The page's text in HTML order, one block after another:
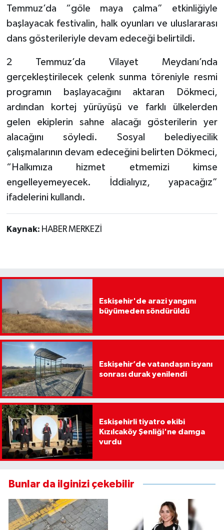
Temmuz’da “göle maya çalma” etkinliğiyle
başlayacak festivalin, halk oyunları ve uluslararası
dans gösterileriyle devam edeceği belirtildi.
2 Temmuz’da Vilayet Meydanı’nda
gerçekleştirilecek çelenk sunma töreniyle resmi
programın başlayacağını aktaran Dökmeci,
ardından kortej yürüyüşü ve farklı ülkelerden
gelen ekiplerin sahne alacağı gösterilerin yer
alacağını söyledi. Sosyal belediyecilik
çalışmalarının devam edeceğini belirten Dökmeci,
“Halkımıza hizmet etmemizi kimse
engelleyemeyecek. İddialıyız, yapacağız”
ifadelerini kullandı.
Kaynak: HABER MERKEZİ
Eskişehir'de arazi yangını
büyümeden söndürüldü
Eskişehir’de vatandaşın isyanı
sonrası durak yenilendi
Eskişehirli tiyatro ekibi
Kızılcaköy Şenliği'ne damga
vurdu
Bunlar da ilginizi çekebilir